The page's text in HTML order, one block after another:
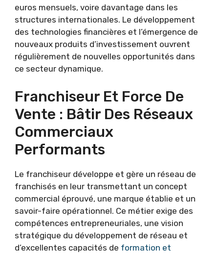
euros mensuels, voire davantage dans les
structures internationales. Le développement
des technologies financières et l’émergence de
nouveaux produits d’investissement ouvrent
régulièrement de nouvelles opportunités dans
ce secteur dynamique.
Franchiseur Et Force De
Vente : Bâtir Des Réseaux
Commerciaux
Performants
Le franchiseur développe et gère un réseau de
franchisés en leur transmettant un concept
commercial éprouvé, une marque établie et un
savoir-faire opérationnel. Ce métier exige des
compétences entrepreneuriales, une vision
stratégique du développement de réseau et
d’excellentes capacités de formation et